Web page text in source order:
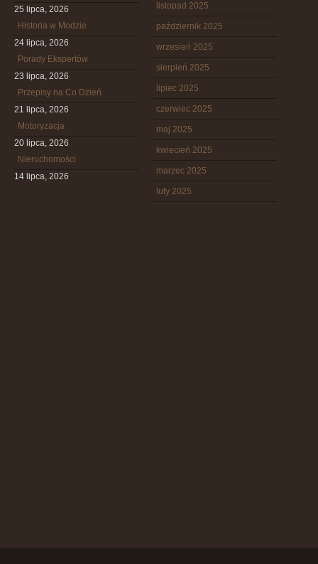
25 lipca, 2026
Historia w Modzie
24 lipca, 2026
Porady Ekspertów
23 lipca, 2026
Przepisy na Co Dzień
21 lipca, 2026
Motoryzacja
20 lipca, 2026
Nieruchomości
14 lipca, 2026
listopad 2025
październik 2025
wrzesień 2025
sierpień 2025
lipiec 2025
czerwiec 2025
maj 2025
kwiecień 2025
marzec 2025
luty 2025